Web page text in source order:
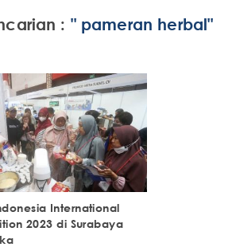
: " pameran herbal"
International
2023 di Surabaya